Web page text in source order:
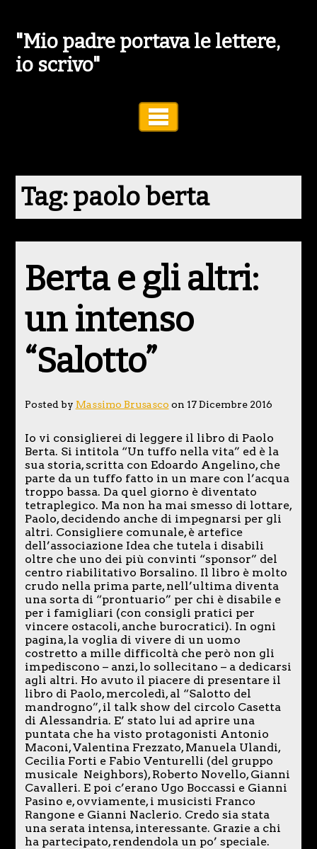
"Mio padre portava le lettere,
io scrivo"
Tag:paolo berta
Berta e gli altri:
un intenso
“Salotto”
Posted by Massimo Brusasco on 17 Dicembre 2016
Io vi consiglierei di leggere il libro di Paolo
Berta. Si intitola “Un tuffo nella vita” ed è la
sua storia, scritta con Edoardo Angelino, che
parte da un tuffo fatto in un mare con l’acqua
troppo bassa. Da quel giorno è diventato
tetraplegico. Ma non ha mai smesso di lottare,
Paolo, decidendo anche di impegnarsi per gli
altri. Consigliere comunale, è artefice
dell’associazione Idea che tutela i disabili
oltre che uno dei più convinti “sponsor” del
centro riabilitativo Borsalino. Il libro è molto
crudo nella prima parte, nell’ultima diventa
una sorta di “prontuario” per chi è disabile e
per i famigliari (con consigli pratici per
vincere ostacoli, anche burocratici). In ogni
pagina, la voglia di vivere di un uomo
costretto a mille difficoltà che però non gli
impediscono – anzi, lo sollecitano – a dedicarsi
agli altri. Ho avuto il piacere di presentare il
libro di Paolo, mercoledì, al “Salotto del
mandrogno”, il talk show del circolo Casetta
di Alessandria. E’ stato lui ad aprire una
puntata che ha visto protagonisti Antonio
Maconi, Valentina Frezzato, Manuela Ulandi,
Cecilia Forti e Fabio Venturelli (del gruppo
musicale Neighbors), Roberto Novello, Gianni
Cavalleri. E poi c’erano Ugo Boccassi e Gianni
Pasino e, ovviamente, i musicisti Franco
Rangone e Gianni Naclerio. Credo sia stata
una serata intensa, interessante. Grazie a chi
ha partecipato, rendendola un po’ speciale.